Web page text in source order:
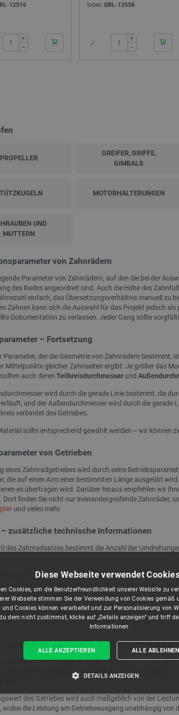
Carbon Drucker-Extruder-
ELG-28990
AURAPOL PLA-Filament
Index:AUP-28489
20cm Verlängerung
WLS-17113
Netzteil - RJ45 - mit IEC-
Index:RPI-26288
12516
+
−
Index: GRL-12558
+
−
PROPELLER
GREIFER, GRIFFE,
GIMBALS
MOTORHALTERUNGEN
UND
MUTTERN
von Zahnrädern
Parameter von Zahnrädern, auf den Sie bei der
des Rades angeordnet sind. Auch die Höhe des
einfach, das Übersetzungsverhältnis manuell zu
Zähnen kann sich die Auswahl für das Projekt jedoch
Dokumentation zu verlassen. Jeder Gang sollte
– Fortsetzung
Parameter, der die Geometrie von Zahnrädern bestimmt,
Mittelpunkte gleicher Zahnseiten ergibt. Je größer das
auch deren Teilkreisdurchmesserund
wird durch die gerade Linie bestimmt, die
und der Außendurchmesser wird durch die gerade
verbindet des Getriebes.
sollte entsprechend gewählt werden – wir können
von Getrieben
eines Zahnradgetriebes wird durch seine
die auf einen Arm einer bestimmten Länge ausgeübt
es übertragen wird. Darüber hinaus empfehlen wir
Dort finden Sie nicht nur ineinandergreifende Zahnräder,
und vieles mehr.
– zusätzliche technische Informationen
des Zahnradsatzes bestimmt die Anzahl der
mit größerem Durchmesser ein Rad mit kleinerem
Zeitintervall eine größere Anzahl Umdrehungen aus
Radgeschwindigkeit).
Rad, das das größere Rad antreibt, ist jedoch ein
wenn die Konstruktion eine niedrigere Drehzahl der
– was gibt es sonst noch Wissenswertes
zweier gepaarter Räder ist linear proportional
Getriebes bestimmt wiederum die maximale
des Getriebes wird auch maßgeblich von der
wobei die Leistung am Getriebeausgang unabhängig
Diese Webseite verwendet
Cookies, um die Benutzerfreundlichkeit unserer Website zu
Webseite stimmen Sie der Verwendung von Cookies gemäß
und Cookies können verarbeitet und zur Personalisierung von
dem nicht zustimmst, klicke auf „Details anzeigen“ und triff
Informationen
ALLE AKZEPTIEREN ALLE ABLEHNEN
DETAILS ANZEIGEN
ERFORDERLICH PERFORMANCE